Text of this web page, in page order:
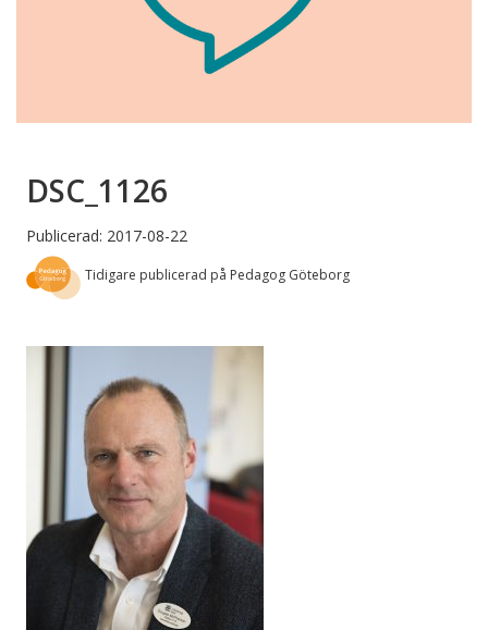
DSC_1126
Publicerad: 2017-08-22
Tidigare publicerad på Pedagog Göteborg